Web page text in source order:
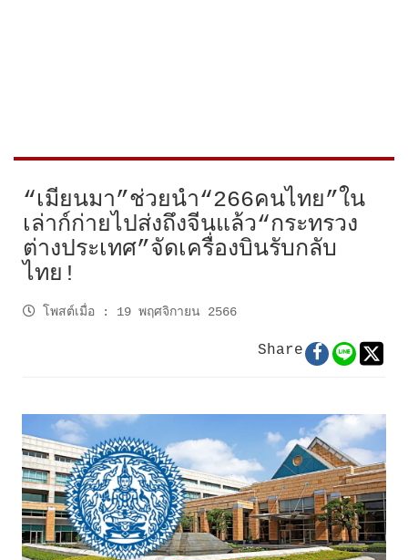
“เมียนมา”ช่วยนำ“266คนไทย”ใน
เล่าก์ก่ายไปส่งถึงจีนแล้ว“กระทรวง
ต่างประเทศ”จัดเครื่องบินรับกลับ
ไทย!
โพสต์เมื่อ : 19 พฤศจิกายน 2566
Share